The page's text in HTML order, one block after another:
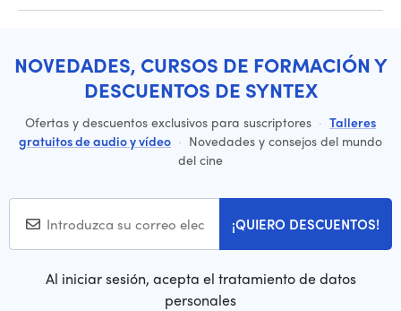
NOVEDADES, CURSOS DE FORMACIÓN Y
DESCUENTOS DE SYNTEX
Ofertas y descuentos exclusivos para suscriptores · Talleres
gratuitos de audio y vídeo · Novedades y consejos del mundo
del cine
¡QUIERO DESCUENTOS!
Al iniciar sesión, acepta el tratamiento de datos
personales